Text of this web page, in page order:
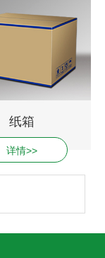
纸箱
详情>>